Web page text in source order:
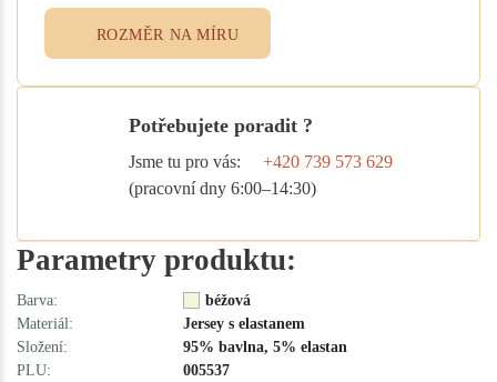
ROZMĚR NA MÍRU
Potřebujete poradit ?
Jsme tu pro vás:
+420 739 573 629
(pracovní dny 6:00–14:30)
Parametry produktu:
Barva:
béžová
Materiál:
Jersey s elastanem
Složení:
95% bavlna, 5% elastan
PLU:
005537